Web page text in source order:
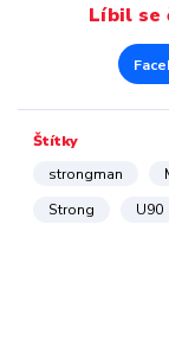
Líbil se
Štítky
strongman
Strong
U90